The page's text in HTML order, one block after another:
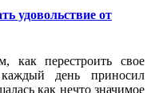
удовольствие от
как перестроить свое
день приносил
как нечто значимое